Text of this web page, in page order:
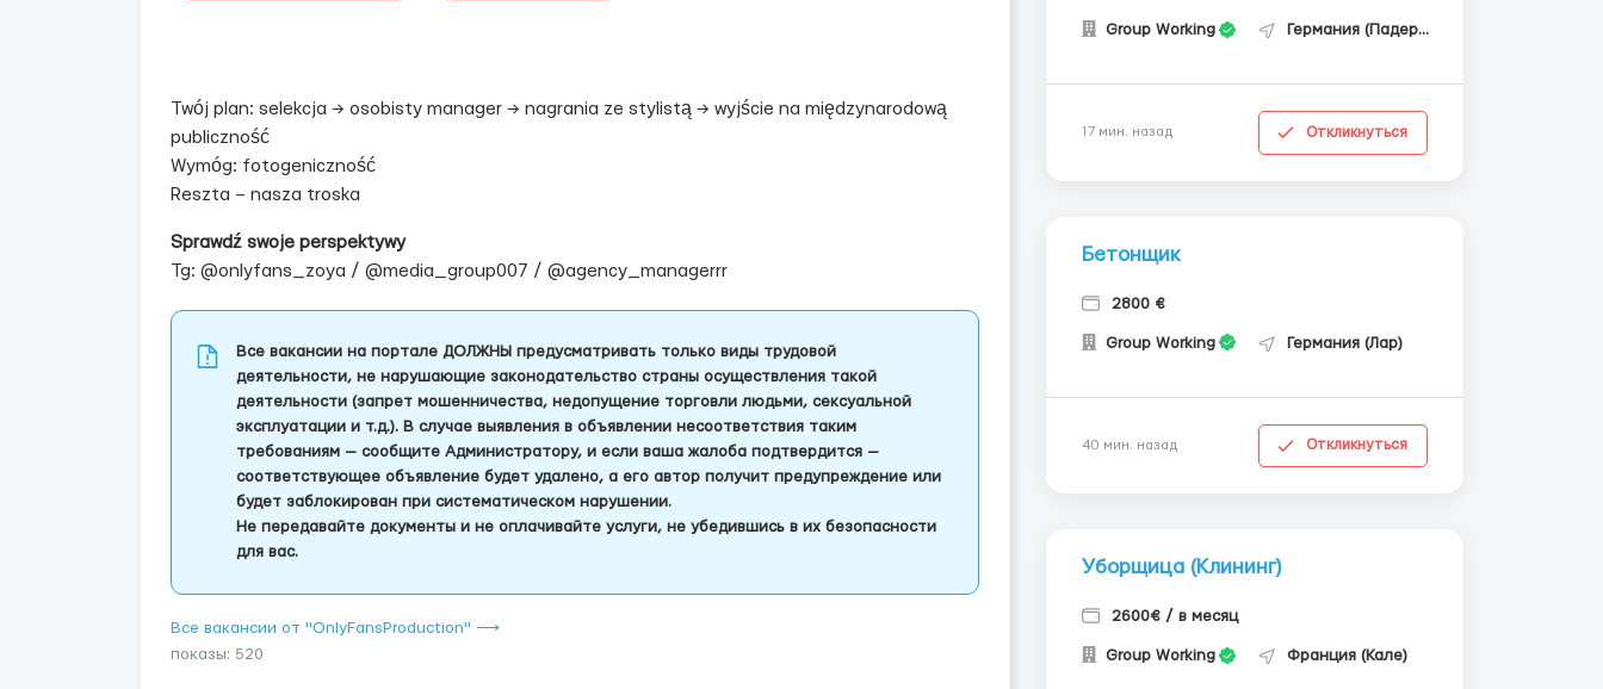
Twój plan: selekcja → osobisty manager → nagrania ze stylistą → wyjście na międzynarodową
publiczność
Wymóg: fotogeniczność
Reszta – nasza troska
Sprawdź swoje perspektywy
Tg: @onlyfans_zoya / @media_group007 / @agency_managerrr
Все вакансии на портале ДОЛЖНЫ предусматривать только виды трудовой
деятельности, не нарушающие законодательство страны осуществления такой
деятельности (запрет мошенничества, недопущение торговли людьми, сексуальной
эксплуатации и т.д.). В случае выявления в объявлении несоответствия таким
требованиям — сообщите Администратору, и если ваша жалоба подтвердится —
соответствующее объявление будет удалено, а его автор получит предупреждение или
будет заблокирован при систематическом нарушении.
Не передавайте документы и не оплачивайте услуги, не убедившись в их безопасности
для вас.
Все вакансии от "OnlyFansProduction" ⟶
показы: 520
Group Working Германия (Падерборн)
17 мин. назад Откликнуться
Бетонщик
2800 €
Group Working Германия (Лар)
40 мин. назад Откликнуться
Уборщица (Клининг)
2600€ / в месяц
Group Working Франция (Кале)